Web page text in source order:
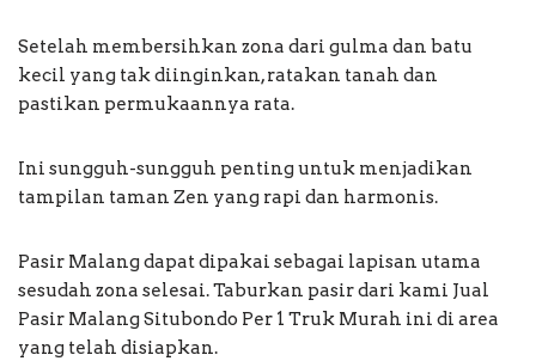
Setelah membersihkan zona dari gulma dan batu
kecil yang tak diinginkan, ratakan tanah dan
pastikan permukaannya rata.
Ini sungguh-sungguh penting untuk menjadikan
tampilan taman Zen yang rapi dan harmonis.
Pasir Malang dapat dipakai sebagai lapisan utama
sesudah zona selesai. Taburkan pasir dari kami Jual
Pasir Malang Situbondo Per 1 Truk Murah ini di area
yang telah disiapkan.